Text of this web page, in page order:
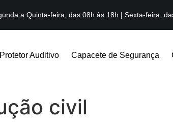
a Quinta-feira, das 08h às 18h | Sexta-feira,
Protetor Auditivo Capacete de Segurança
civil